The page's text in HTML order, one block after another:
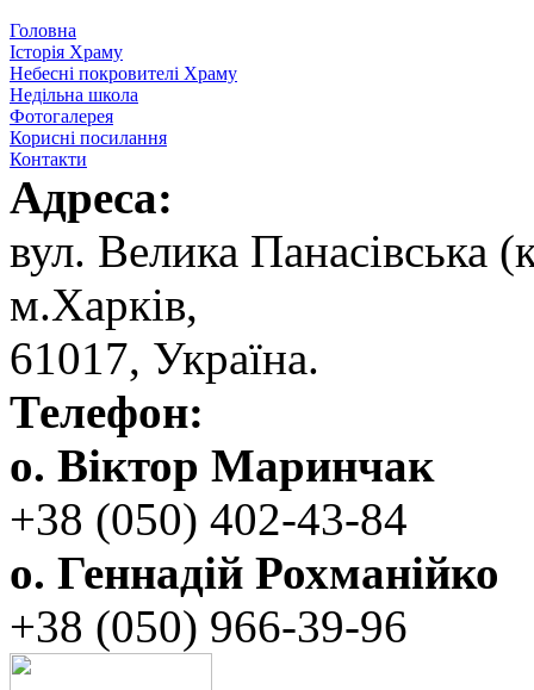
Головна
Історія Храму
Небесні покровителі Храму
Недільна школа
Фотогалерея
Корисні посилання
Контакти
Адреса:
вул. ‬Велика Панасівська
‬м.Харків,
‬61017, ‬Україна.‎
Телефон:
о. Віктор Маринчак
+38 (050)‭ 402-43-84
о. Геннадій Рохманійко
+38 (050)‭ ‬966-39-96